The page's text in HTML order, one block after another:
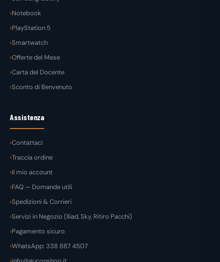
Notebook
PlayStation 5
Smartwatch
Offerte del Mese
Carta del Docente
Sconto di Benvenuto
Assistenza
Contattaci
Traccia ordine
Il mio account
FAQ — Domande utili
Spedizioni & Corrieri
Servizi in Negozio (Iliad, Sky, Ritiro Pacchi)
Pagamento sicuro
WhatsApp: 338 887 4507